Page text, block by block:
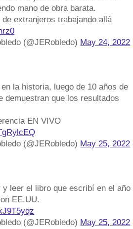
mano de obra barata.
extranjeros trabajando allá
(@JERobledo) May 24, 2022
la historia, luego de 10 años de
demuestran que los resultados
EN VIVO
(@JERobledo) May 25, 2022
leer el libro que escribí en el año
EE.UU.
(@JERobledo) May 25, 2022